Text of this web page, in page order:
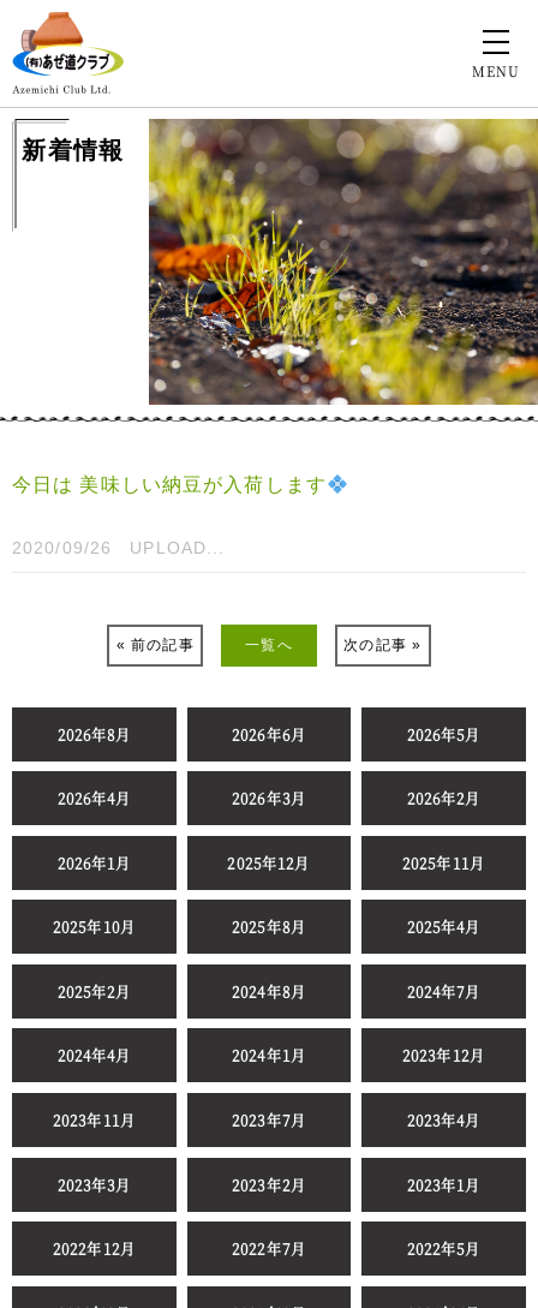
MENU
新着情報
今日は 美味しい納豆が入荷します
2020/09/26 UPLOAD...
« 前の記事 一覧へ 次の記事 »
2026年8月 2026年6月 2026年5月
2026年4月 2026年3月 2026年2月
2026年1月 2025年12月 2025年11月
2025年10月 2025年8月 2025年4月
2025年2月 2024年8月 2024年7月
2024年4月 2024年1月 2023年12月
2023年11月 2023年7月 2023年4月
2023年3月 2023年2月 2023年1月
2022年12月 2022年7月 2022年5月